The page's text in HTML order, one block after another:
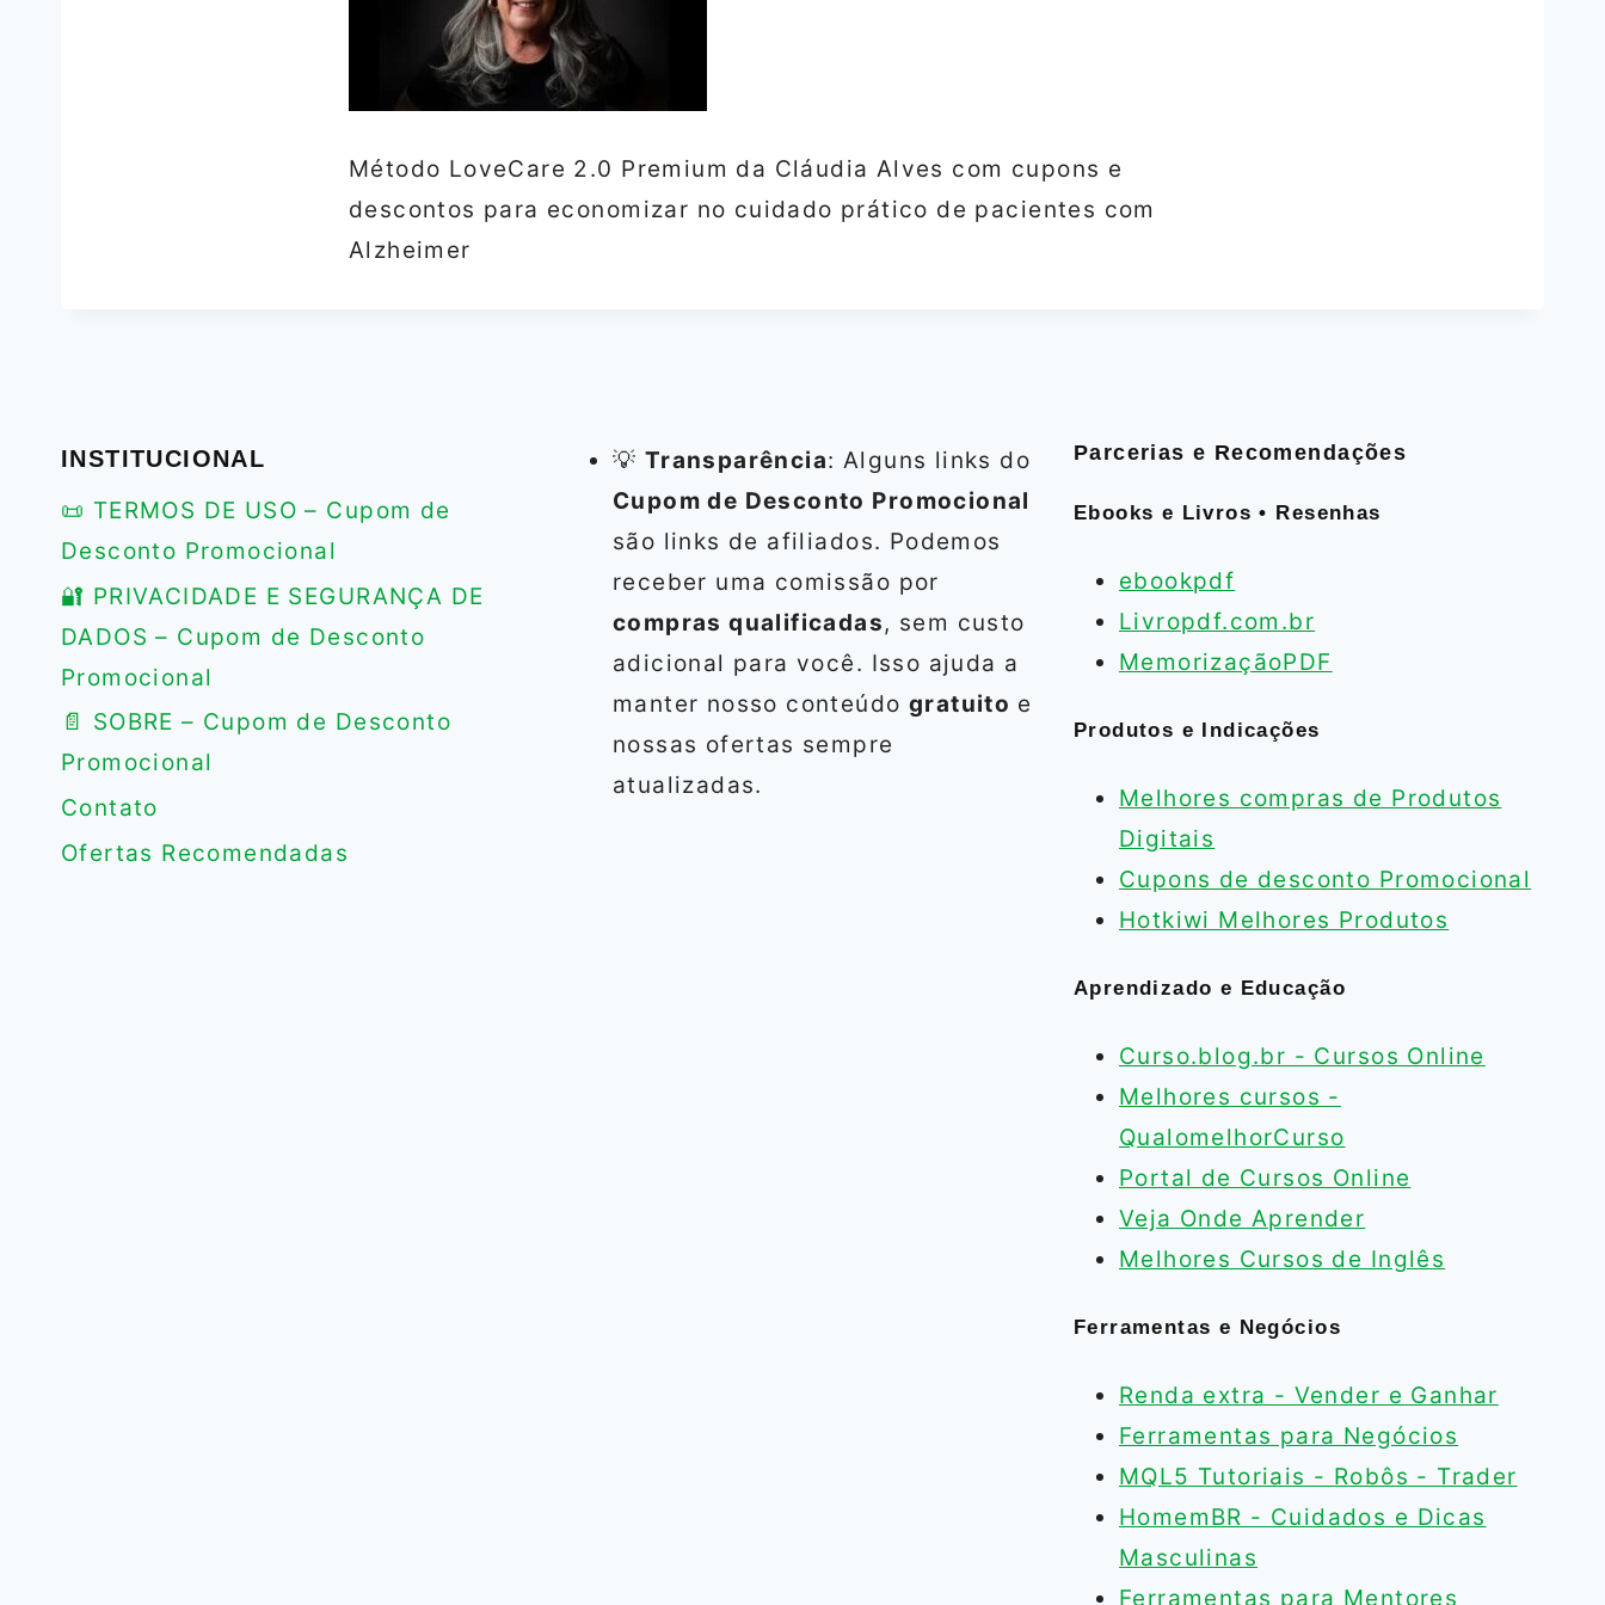
Método LoveCare 2.0 Premium da Cláudia Alves com cupons e
descontos para economizar no cuidado prático de pacientes com
Alzheimer
INSTITUCIONAL
📜 TERMOS DE USO – Cupom de
Desconto Promocional
🔐 PRIVACIDADE E SEGURANÇA DE
DADOS – Cupom de Desconto
Promocional
📄 SOBRE – Cupom de Desconto
Promocional
Contato
Ofertas Recomendadas
💡 Transparência: Alguns links do
Cupom de Desconto Promocional
são links de afiliados. Podemos
receber uma comissão por
compras qualificadas, sem custo
adicional para você. Isso ajuda a
manter nosso conteúdo gratuito e
nossas ofertas sempre
atualizadas.
Parcerias e Recomendações
Ebooks e Livros • Resenhas
ebookpdf
Livropdf.com.br
MemorizaçãoPDF
Produtos e Indicações
Melhores compras de Produtos
Digitais
Cupons de desconto Promocional
Hotkiwi Melhores Produtos
Aprendizado e Educação
Curso.blog.br - Cursos Online
Melhores cursos -
QualomelhorCurso
Portal de Cursos Online
Veja Onde Aprender
Melhores Cursos de Inglês
Ferramentas e Negócios
Renda extra - Vender e Ganhar
Ferramentas para Negócios
MQL5 Tutoriais - Robôs - Trader
HomemBR - Cuidados e Dicas
Masculinas
Ferramentas para Mentores